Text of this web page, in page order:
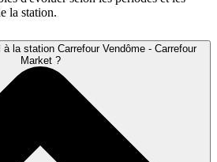
la station.
la station Carrefour Vendôme - Carrefour
Market ?